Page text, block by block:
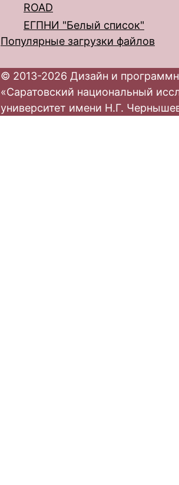
ROAD
ЕГПНИ "Белый список"
Популярные загрузки файлов
© 2013-2026 Дизайн и
«Саратовский национальный
университет имени Н.Г.